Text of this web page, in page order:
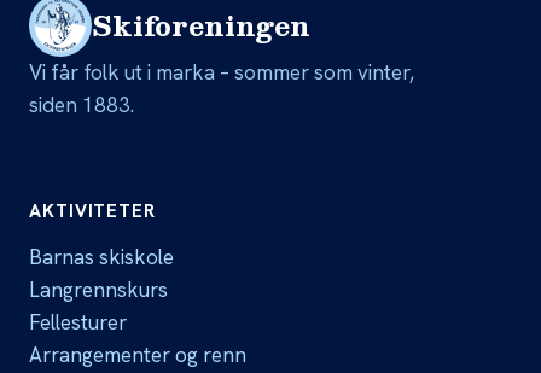
Skiforeningen
Vi får folk ut i marka – sommer som vinter,
siden 1883.
AKTIVITETER
Barnas skiskole
Langrennskurs
Fellesturer
Arrangementer og renn